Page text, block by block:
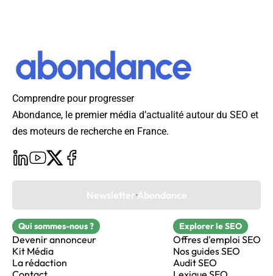
Comprendre pour progresser
Abondance, le premier média d’actualité autour du SEO et
des moteurs de recherche en France.
Newsletter Abondance
Qui sommes-nous ?
Devenir annonceur
Kit Média
La rédaction
Explorer le SEO
Offres d'emploi SEO
Nos guides SEO
Audit SEO